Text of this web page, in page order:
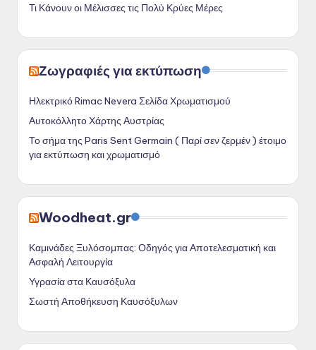
Τι Κάνουν οι Μέλισσες τις Πολύ Κρύες Μέρες
Ζωγραφιές για εκτύπωση
Ηλεκτρικό Rimac Nevera Σελίδα Χρωματισμού
Αυτοκόλλητο Χάρτης Αυστρίας
Το σήμα της Paris Sent Germain ( Παρί σεν ζερμέν ) έτοιμο
για εκτύπωση και χρωματισμό
Woodheat.gr
Καμινάδες Ξυλόσομπας: Οδηγός για Αποτελεσματική και
Ασφαλή Λειτουργία
Υγρασία στα Καυσόξυλα
Σωστή Αποθήκευση Καυσόξυλων